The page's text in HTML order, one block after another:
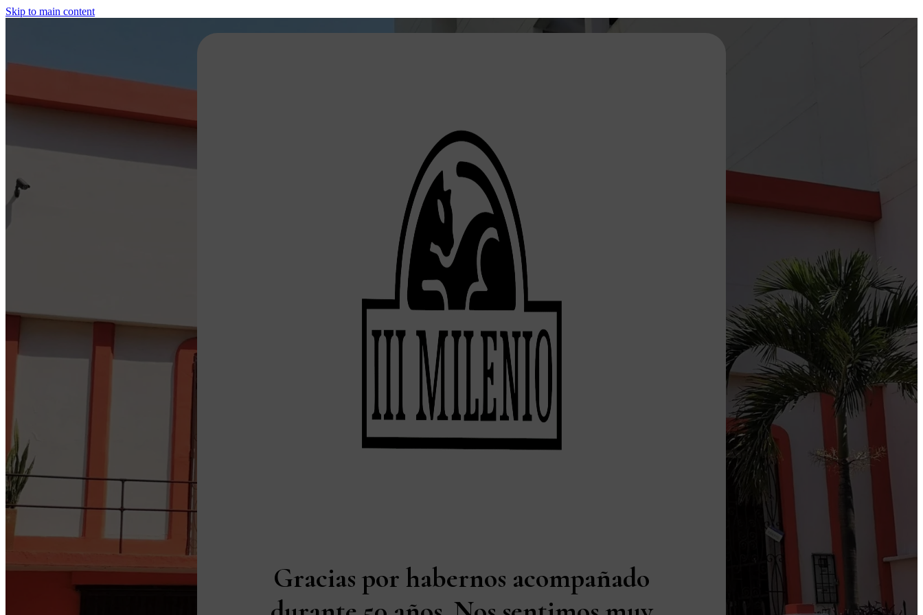
Skip to main content
Gracias por habernos acompañado